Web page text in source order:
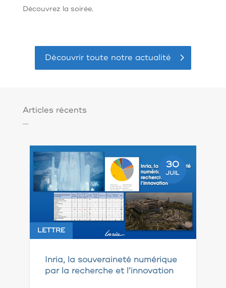
Découvrez la soirée.
Découvrir toute notre actualité
Articles récents
30
JUIL
LETTRE
Inria, la souveraineté numérique
par la recherche et l’innovation